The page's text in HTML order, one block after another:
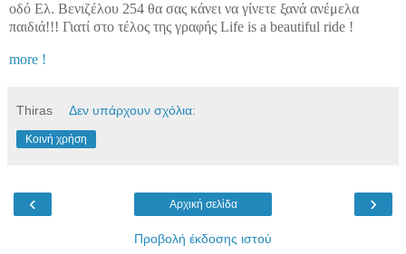
οδό Ελ. Βενιζέλου 254 θα σας κάνει να γίνετε ξανά ανέμελα
παιδιά!!! Γιατί στο τέλος της γραφής Life is a beautiful ride !
more !
Thiras Δεν υπάρχουν σχόλια:
Κοινή χρήση
‹ ›
Αρχική σελίδα
Προβολή έκδοσης ιστού